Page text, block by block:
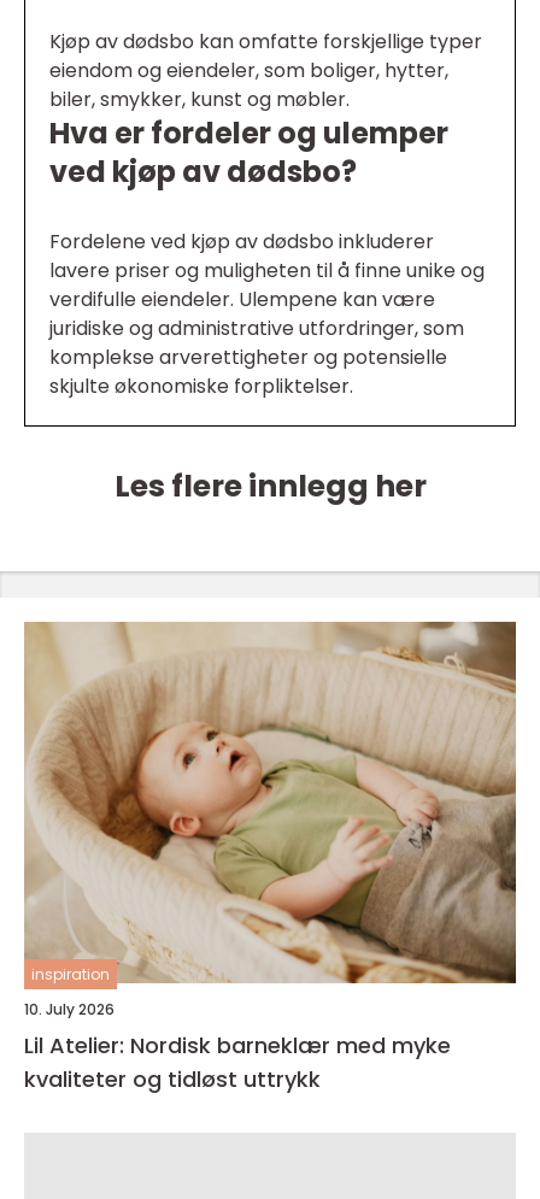
Kjøp av dødsbo kan omfatte forskjellige typer
eiendom og eiendeler, som boliger, hytter,
biler, smykker, kunst og møbler.
Hva er fordeler og ulemper
ved kjøp av dødsbo?
Fordelene ved kjøp av dødsbo inkluderer
lavere priser og muligheten til å finne unike og
verdifulle eiendeler. Ulempene kan være
juridiske og administrative utfordringer, som
komplekse arverettigheter og potensielle
skjulte økonomiske forpliktelser.
Les flere innlegg her
inspiration
10. July 2026
Lil Atelier: Nordisk barneklær med myke
kvaliteter og tidløst uttrykk